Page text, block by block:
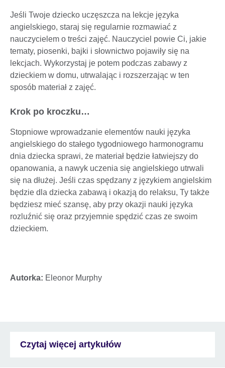
Jeśli Twoje dziecko uczęszcza na lekcje języka
angielskiego, staraj się regularnie rozmawiać z
nauczycielem o treści zajęć. Nauczyciel powie Ci, jakie
tematy, piosenki, bajki i słownictwo pojawiły się na
lekcjach. Wykorzystaj je potem podczas zabawy z
dzieckiem w domu, utrwalając i rozszerzając w ten
sposób materiał z zajęć.
Krok po kroczku…
Stopniowe wprowadzanie elementów nauki języka
angielskiego do stałego tygodniowego harmonogramu
dnia dziecka sprawi, że materiał będzie łatwiejszy do
opanowania, a nawyk uczenia się angielskiego utrwali
się na dłużej. Jeśli czas spędzany z językiem angielskim
będzie dla dziecka zabawą i okazją do relaksu, Ty także
będziesz mieć szansę, aby przy okazji nauki języka
rozluźnić się oraz przyjemnie spędzić czas ze swoim
dzieckiem.
Autorka: Eleonor Murphy
Czytaj więcej artykułów